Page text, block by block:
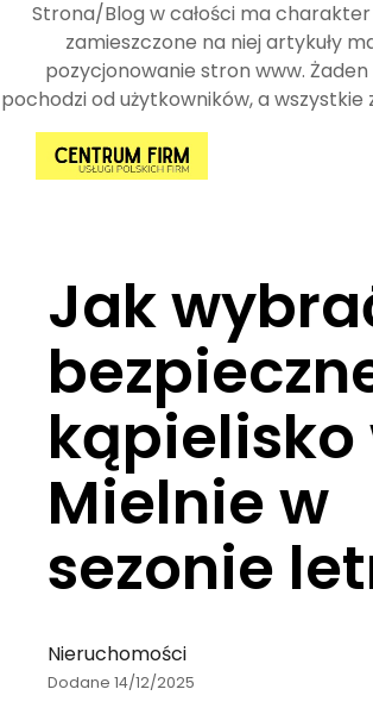
Strona/Blog w całości ma
zamieszczone na niej artykuły
pozycjonowanie stron www. Żaden
pochodzi od użytkowników, a wszystkie
Jak
kąpielisko
Mielnie w
sezonie
Nieruchomości
Dodane 14/12/2025